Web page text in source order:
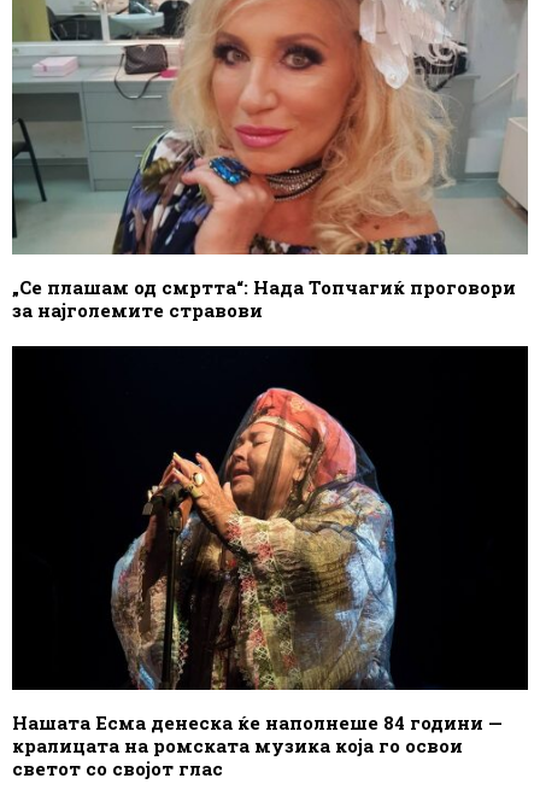
„Се плашам од смртта“: Нада Топчагиќ проговори
за најголемите стравови
Нашата Есма денеска ќе наполнеше 84 години —
кралицата на ромската музика која го освои
светот со својот глас